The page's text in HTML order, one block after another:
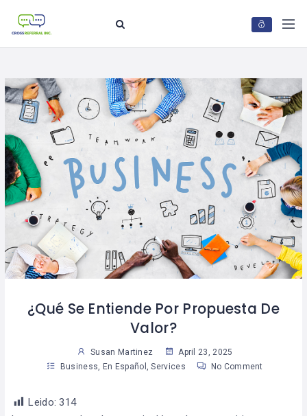
¿Qué Se Entiende Por Propuesta De
Valor?
Susan Martinez
April 23, 2025
Business
En Español ,Services No Comment
Leido: 314